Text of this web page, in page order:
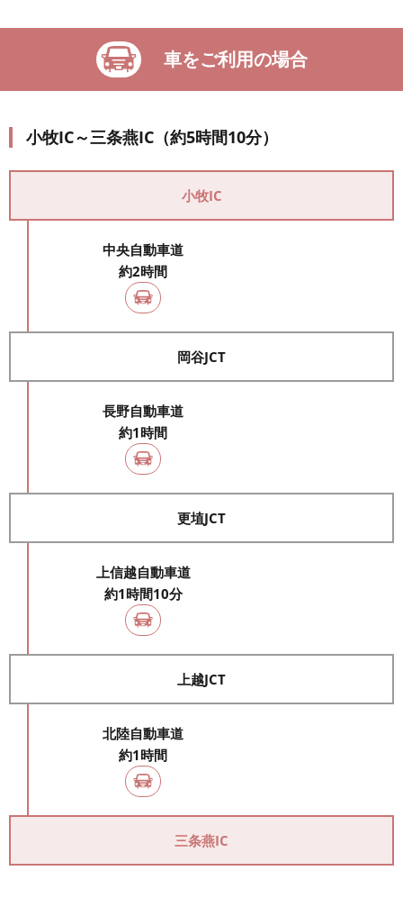
車をご利用の場合
小牧IC～三条燕IC（約5時間10分）
小牧IC
中央自動車道
約2時間
岡谷JCT
長野自動車道
約1時間
更埴JCT
上信越自動車道
約1時間10分
上越JCT
北陸自動車道
約1時間
三条燕IC